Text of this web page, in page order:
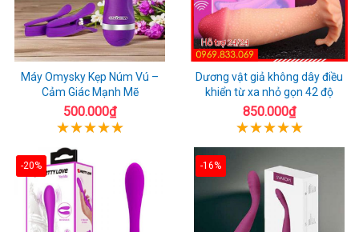
Máy Omysky Kẹp Núm Vú –
Cảm Giác Mạnh Mẽ
500.000₫
Dương vật giả không dây điều
khiển từ xa nhỏ gọn 42 độ
850.000₫
-20% -16%